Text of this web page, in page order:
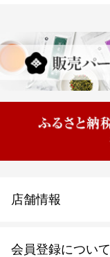
会員登録について
店舗情報